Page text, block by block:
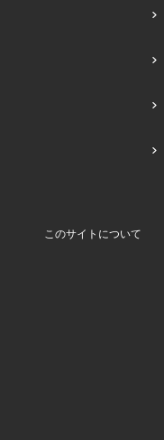
このサイトについて